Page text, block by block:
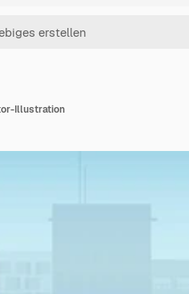
Illustration